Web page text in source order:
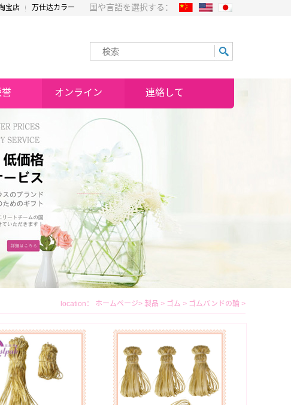
宝店 万仕达カラー 国や言語を選択する：
誉 オンライン 連絡して
location： ホームページ> 製品 > ゴム > ゴムバンドの輪 >